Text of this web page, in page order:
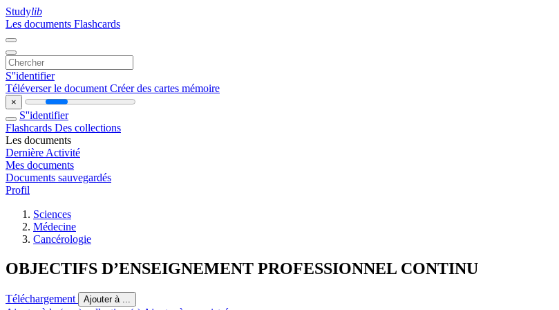
Studylib
Les documents Flashcards
S''identifier
Téléverser le document Créer des cartes mémoire
×
S''identifier
Flashcards Des collections
Les documents
Dernière Activité
Mes documents
Documents sauvegardés
Profil
Sciences
Médecine
Cancérologie
OBJECTIFS D’ENSEIGNEMENT PROFESSIONNEL CONTINU
Téléchargement Ajouter à ...